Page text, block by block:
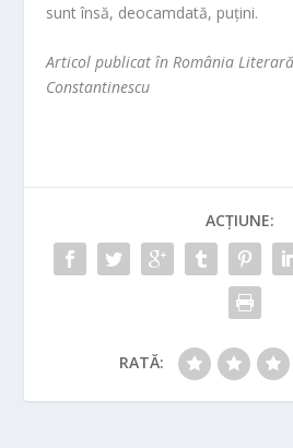
sunt însă, deocamdată, puțini.
Articol publicat în România
Constantinescu
ACȚIUNE:
RATĂ: